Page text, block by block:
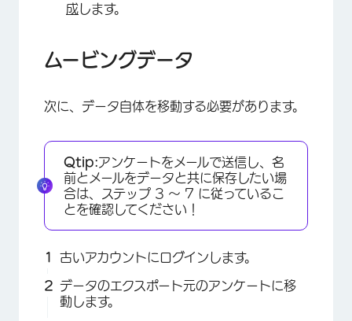
×
成します。
ムービングデータ
次に、データ自体を移動する必要があります。
Qtip:アンケートをメールで送信し、名
前とメールをデータと共に保存したい場
合は、ステップ 3 ～ 7 に従っているこ
とを確認してください！
古いアカウントにログインします。
データのエクスポート元のアンケートに移
動します。